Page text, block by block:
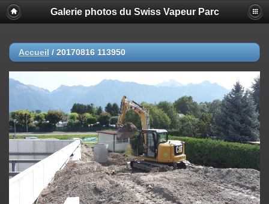
Galerie photos du Swiss Vapeur Parc
Accueil / 20170816 113950